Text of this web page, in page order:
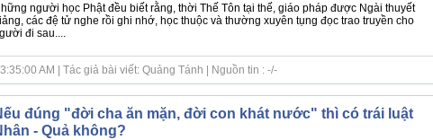
người học Phật đều biết rằng, thời Thế Tôn tại thế, giáo pháp được Ngài thuyết
các đệ tử nghe rồi ghi nhớ, học thuộc và thường xuyên tụng đọc trao truyền cho
đi sau....
AM | Tác giả bài viết: Quảng Tánh | Nguồn tin : -/-
đúng "đời cha ăn mặn, đời con khát nước" thì có trái luật
- Quả không?